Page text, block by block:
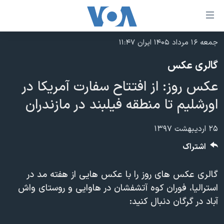
لینکهای
قابل
دسترسی
جهش
محتوای
اصلی
جهش
به
صفحه
جهش
به
جستجو
نسخه سبک وب‌سایت
موضوع ها
ایران
آمریکا
جهان
گزیده‌ها
ویژه برنامه‌ها
برنامه های تلویزیونی
جدول برنامه ها
صفحه‌های ویژه
عملیات خشم حماسی
۲۵۰سالگی آمریکا
پخش رادیویی
یادگیری زبان انگلیسی
جمعه ۱۶ مرداد ۱۴۰۵ ایران ۱۱:۴۷
گالری عکس
عکس روز: از افتتاح سفارت آمریکا در
اورشلیم تا منطقه فیلبند در مازندران
۲۵ اردیبهشت ۱۳۹۷
گالری عکس های روز را با عکس هایی از هفته مد در
استرالیا، فوران کوه آتشفشان در هاوایی و روستای واش
آباد در گرگان دنبال کنید:
اشتراک